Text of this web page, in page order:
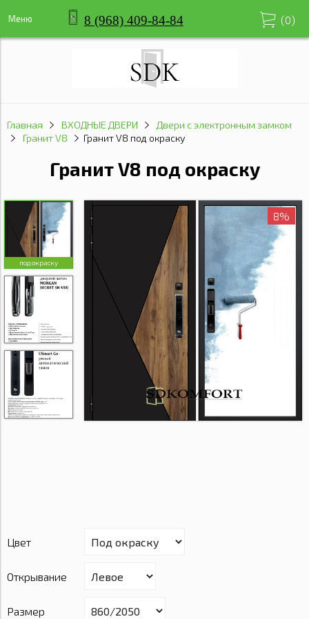
Меню 8 (968) 409-84-84 (0)
Главная ВХОДНЫЕ ДВЕРИ
Двери с электронным замком
Гранит V8
Гранит V8 под окраску
Гранит V8 под окраску
под окраску
8%
Цвет
Открывание
Размер